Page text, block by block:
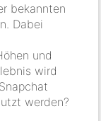
bekannten
Dabei
und
wird
werden?